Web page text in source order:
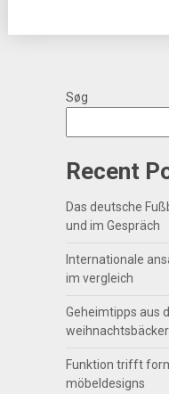
Søg
Recent
Das deutsche
und im Gespräch
Internationale
im vergleich
Geheimtipps aus
Funktion trifft
möbeldesigns